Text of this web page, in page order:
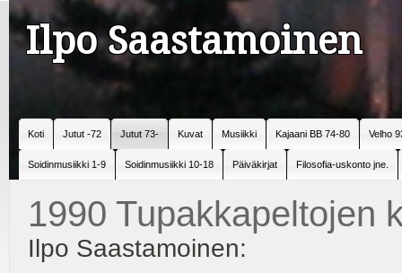
Ilpo Saastamoinen
Koti Jutut -72 Jutut 73- Kuvat Musiikki Kajaani BB 74-80 Velho
Soidinmusiikki 1-9 Soidinmusiikki 10-18 Päiväkirjat Filosofia-uskonto jne.
1990 Tupakkapeltojen
Ilpo Saastamoinen: